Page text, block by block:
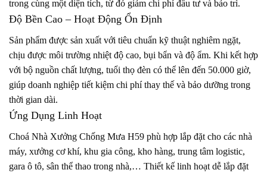
trong cùng một diện tích, từ đó giảm chi phí đầu tư và bảo trì.
Độ Bền Cao – Hoạt Động Ổn Định
Sản phẩm được sản xuất với tiêu chuẩn kỹ thuật nghiêm ngặt,
chịu được môi trường nhiệt độ cao, bụi bẩn và độ ẩm. Khi kết hợp
với bộ nguồn chất lượng, tuổi thọ đèn có thể lên đến 50.000 giờ,
giúp doanh nghiệp tiết kiệm chi phí thay thế và bảo dưỡng trong
thời gian dài.
Ứng Dụng Linh Hoạt
Choá Nhà Xưởng Chống Mưa H59 phù hợp lắp đặt cho các nhà
máy, xưởng cơ khí, khu gia công, kho hàng, trung tâm logistic,
gara ô tô, sân thể thao trong nhà,… Thiết kế linh hoạt dễ lắp đặt